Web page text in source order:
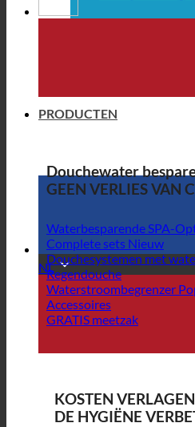
NL
PRODUCTEN
Douchewater
GEEN VERLIES VAN
Waterbesparende SPA-
Complete sets
Douchesystemen met
Regendouche
Waterstroombegrenzer
Accessoires
GRATIS meetzak
KOSTEN VERLAGEN
DE HYGIËNE